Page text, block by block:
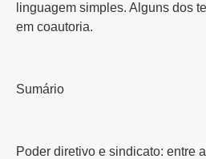
linguagem simples. Alguns dos
em coautoria.
Sumário
Poder diretivo e sindicato: entre